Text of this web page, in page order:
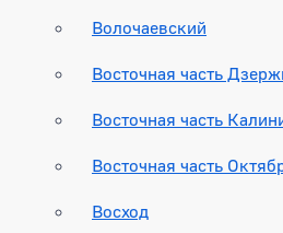
Волочаевский
Восточная часть
Восточная часть
Восточная часть
Восход